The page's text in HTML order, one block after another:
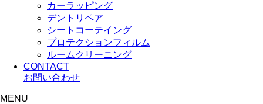
カーラッピング
デントリペア
シートコーテイング
プロテクションフィルム
ルームクリーニング
CONTACT
お問い合わせ
MENU